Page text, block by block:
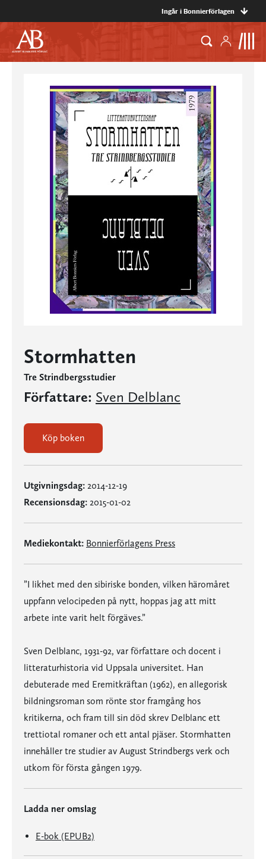
Ingår i Bonnierförlagen
Stormhatten
Tre Strindbergsstudier
Författare: Sven Delblanc
Köp boken
Utgivningsdag: 2014-12-19
Recensionsdag: 2015-01-02
Mediekontakt: Bonnierförlagens Press
”I likhet med den sibiriske bonden, vilken häromåret
uppfann velocipeden på nytt, hoppas jag att mitt
arbete inte varit helt förgäves.”
Sven Delblanc, 1931-92, var författare och docent i
litteraturhistoria vid Uppsala universitet. Han
debuterade med Eremitkräftan (1962), en allegorisk
bildningsroman som rönte stor framgång hos
kritikerna, och fram till sin död skrev Delblanc ett
trettiotal romaner och ett antal pjäser. Stormhatten
innehåller tre studier av August Strindbergs verk och
utkom för första gången 1979.
Ladda ner omslag
E-bok (EPUB2)